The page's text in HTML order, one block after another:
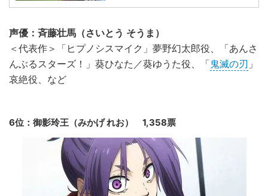
声優：斉藤壮馬（さいとう そうま）
＜代表作＞「ヒプノシスマイク」夢野幻太郎役、「あんさ
んぶるスターズ！」葵ひなた／葵ゆうた役、「鬼滅の刃 」
哀絶役、など
6位：御影玲王（みかげ れお） 1,358票